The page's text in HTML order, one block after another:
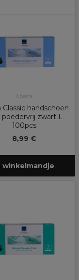
Abena
Classic handschoen
poedervrij zwart L
100pcs
8,99 €
winkelmandje